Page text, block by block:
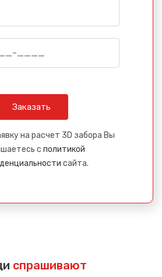
на расчет 3D забора Вы
с политикой
сайта.
спрашивают